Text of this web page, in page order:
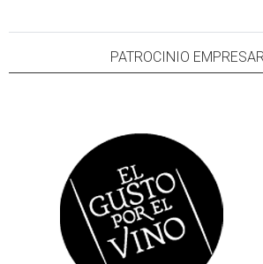
PATROCINIO